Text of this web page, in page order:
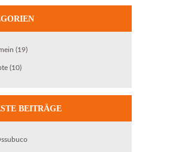
(19)
(10)
BEITRÄGE